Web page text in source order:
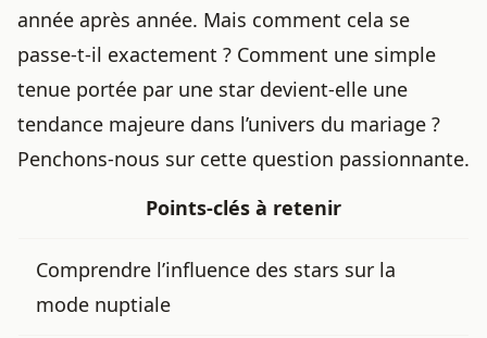
année après année. Mais comment cela se
passe-t-il exactement ? Comment une simple
tenue portée par une star devient-elle une
tendance majeure dans l’univers du mariage ?
Penchons-nous sur cette question passionnante.
Points-clés à retenir
Comprendre l’influence des stars sur la
mode nuptiale